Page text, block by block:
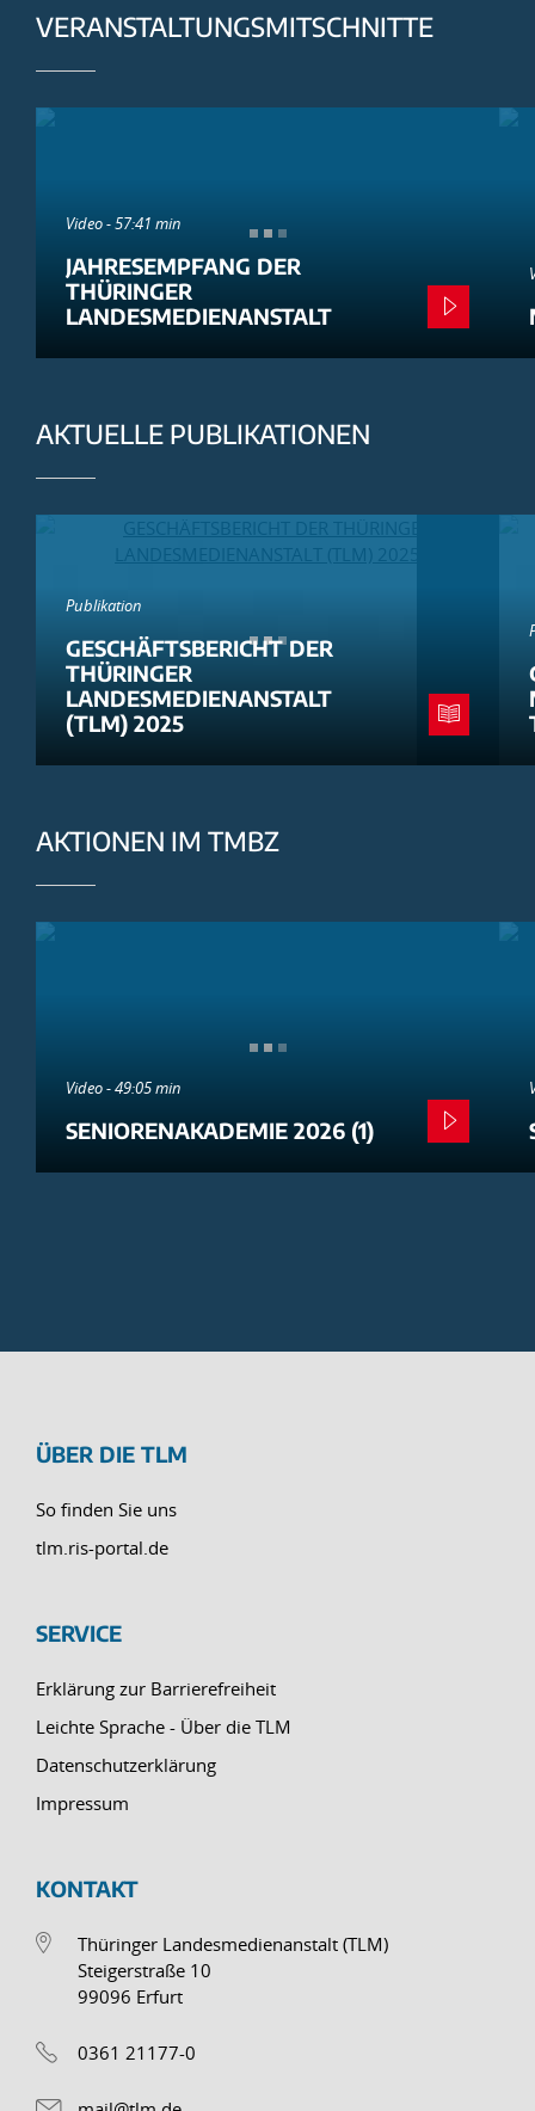
VERANSTALTUNGSMITSCHNITTE
Video - 57:41 min
JAHRESEMPFANG DER
THÜRINGER
LANDESMEDIENANSTALT
AKTUELLE PUBLIKATIONEN
Publikation
GESCHÄFTSBERICHT DER
THÜRINGER
LANDESMEDIENANSTALT
(TLM) 2025
AKTIONEN IM TMBZ
Video - 49:05 min
SENIORENAKADEMIE 2026 (1)
ÜBER DIE TLM
So finden Sie uns
tlm.ris-portal.de
SERVICE
Erklärung zur Barrierefreiheit
Leichte Sprache - Über die TLM
Datenschutzerklärung
Impressum
KONTAKT
Thüringer Landesmedienanstalt (TLM)
Steigerstraße 10
99096 Erfurt
0361 21177-0